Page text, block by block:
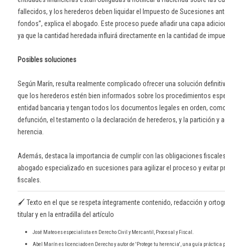
fallecidos, y los herederos deben liquidar el Impuesto de Sucesiones
fondos”, explica el abogado. Este proceso puede añadir una capa
ya que la cantidad heredada influirá directamente en la cantidad de
Posibles soluciones
Según Marín, resulta realmente complicado ofrecer una solución
que los herederos estén bien informados sobre los procedimientos
entidad bancaria y tengan todos los documentos legales en orden,
defunción, el testamento o la declaración de herederos, y la partición y
herencia.
Además, destaca la importancia de cumplir con las obligaciones
abogado especializado en sucesiones para agilizar el proceso y evitar
fiscales.
🖌️ Texto en el que se respeta íntegramente contenido, redacción y
titular y en la entradilla del artículo
José Mateo es especialista en Derecho Civil y Mercantil, Procesal y Fiscal.
Abel Marín es licenciado en Derecho y autor de 'Protege tu herencia', una guía práctica